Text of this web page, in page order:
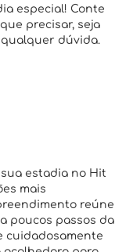
especial! Conte
precisar, seja
dúvida.
estadia no Hit
mais
reúne
poucos passos da
cuidadosamente